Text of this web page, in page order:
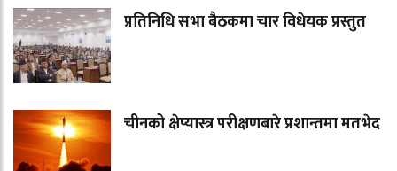
प्रतिनिधि सभा बैठकमा चार विधेयक प्रस्तुत
चीनको क्षेप्यास्त्र परीक्षणबारे प्रशान्तमा मतभेद